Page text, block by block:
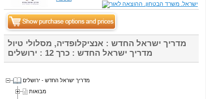
מדריך ישראל החדש : אנציקלופדיה, מסלולי טיול
מדריך ישראל החדש : כרך 12 : ירושלים
מדריך ישראל החדש - ירושלים
מבואות